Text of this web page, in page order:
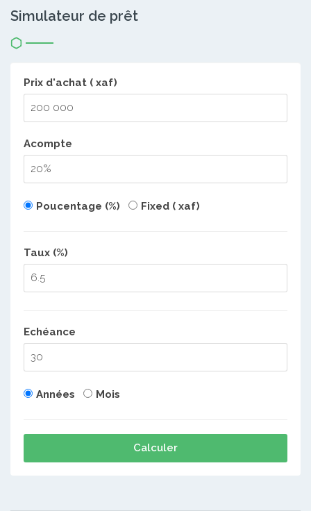
Simulateur de prêt
Prix d'achat ( xaf)
Acompte
Poucentage (%) Fixed ( xaf)
Taux (%)
Echéance
Années Mois
Calculer